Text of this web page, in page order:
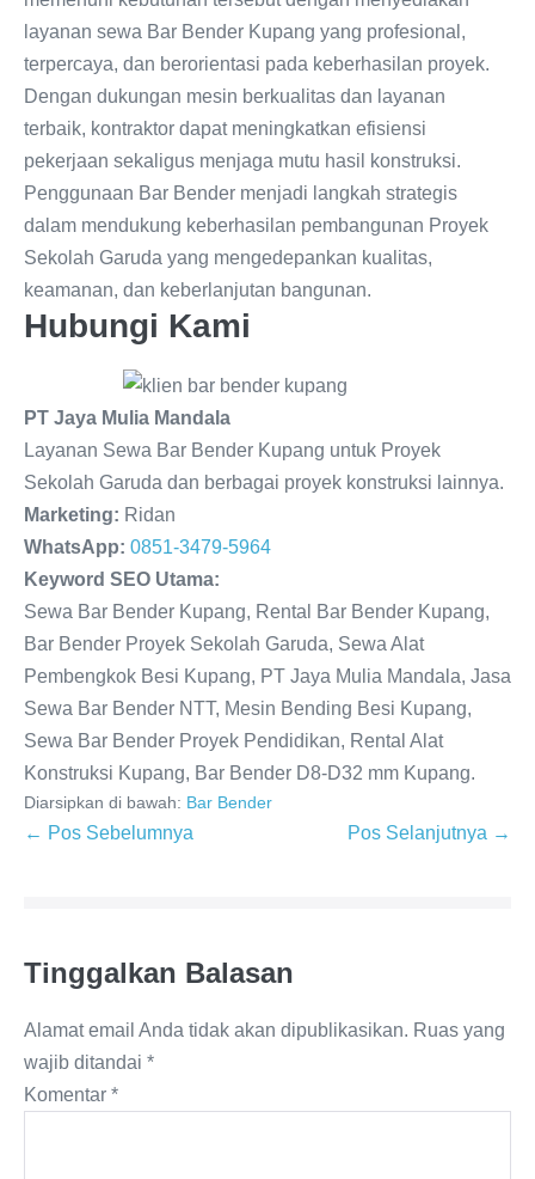
layanan sewa Bar Bender Kupang yang profesional,
terpercaya, dan berorientasi pada keberhasilan proyek.
Dengan dukungan mesin berkualitas dan layanan
terbaik, kontraktor dapat meningkatkan efisiensi
pekerjaan sekaligus menjaga mutu hasil konstruksi.
Penggunaan Bar Bender menjadi langkah strategis
dalam mendukung keberhasilan pembangunan Proyek
Sekolah Garuda yang mengedepankan kualitas,
keamanan, dan keberlanjutan bangunan.
Hubungi Kami
PT Jaya Mulia Mandala
Layanan Sewa Bar Bender Kupang untuk Proyek
Sekolah Garuda dan berbagai proyek konstruksi lainnya.
Marketing: Ridan
WhatsApp: 0851-3479-5964
Keyword SEO Utama:
Sewa Bar Bender Kupang, Rental Bar Bender Kupang,
Bar Bender Proyek Sekolah Garuda, Sewa Alat
Pembengkok Besi Kupang, PT Jaya Mulia Mandala, Jasa
Sewa Bar Bender NTT, Mesin Bending Besi Kupang,
Sewa Bar Bender Proyek Pendidikan, Rental Alat
Konstruksi Kupang, Bar Bender D8-D32 mm Kupang.
Diarsipkan di bawah: Bar Bender
← Pos Sebelumnya Pos Selanjutnya →
Tinggalkan Balasan
Alamat email Anda tidak akan dipublikasikan. Ruas yang
wajib ditandai *
Komentar *